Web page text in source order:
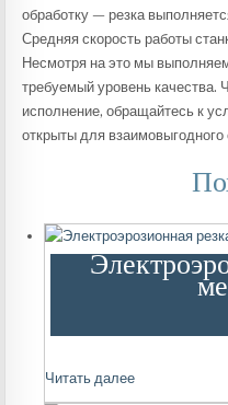
обработку — резка
Средняя скорость работы
Несмотря на это мы
требуемый уровень качества.
исполнение, обращайтесь к
открыты для взаимовыгодного
Читать далее